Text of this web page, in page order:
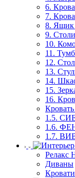
6.
7.
8. Ящик
9.
10.
11.
12.
13.
14.
15.
16.
1.5.
1.6.
1.7.
Релакс
Диваны
Кровати